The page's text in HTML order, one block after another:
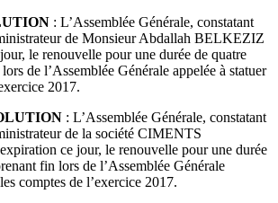
: L’Assemblée Générale, constatant
de Monsieur Abdallah BELKEZIZ
le renouvelle pour une durée de quatre
de l’Assemblée Générale appelée à statuer
2017.
: L’Assemblée Générale, constatant
de la société CIMENTS
ce jour, le renouvelle pour une durée
fin lors de l’Assemblée Générale
comptes de l’exercice 2017.